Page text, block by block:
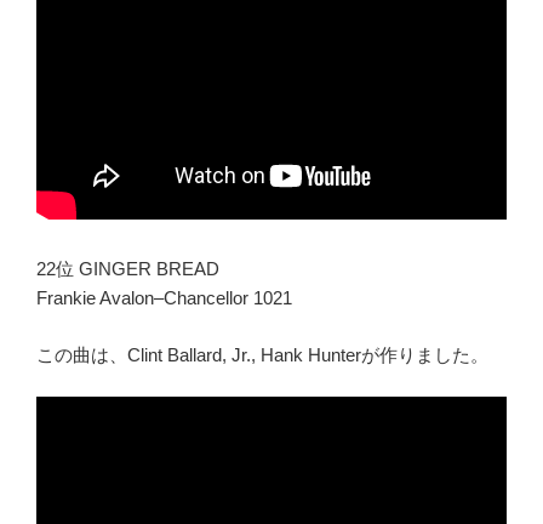
22位 GINGER BREAD
Frankie Avalon–Chancellor 1021
この曲は、Clint Ballard, Jr., Hank Hunterが作りました。